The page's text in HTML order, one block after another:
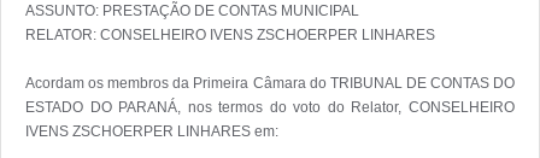
ASSUNTO: PRESTAÇÃO DE CONTAS MUNICIPAL
RELATOR: CONSELHEIRO IVENS ZSCHOERPER LINHARES
Acordam os membros da Primeira Câmara do TRIBUNAL DE CONTAS DO
ESTADO DO PARANÁ, nos termos do voto do Relator, CONSELHEIRO
IVENS ZSCHOERPER LINHARES em: